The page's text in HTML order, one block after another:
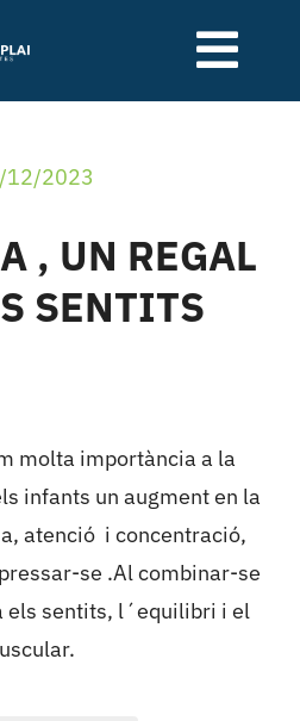
Relació família-escola
Contacte
12/2023
, UN REGAL
SENTITS
molta importància a la
infants un augment en la
atenció i concentració,
se .Al combinar-se
els sentits, l´equilibri i el